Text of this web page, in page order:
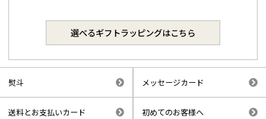
選べるギフトラッピングはこちら
熨斗 メッセージカード
送料とお支払いカード 初めてのお客様へ